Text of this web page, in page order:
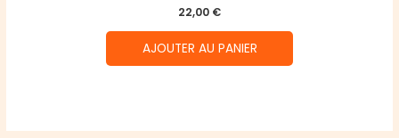
22,00 €
AJOUTER AU PANIER